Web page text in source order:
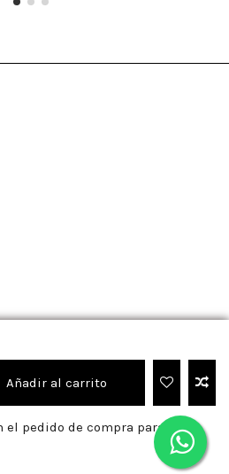
Añadir al carrito
el pedido de compra para el
TejidosOnline